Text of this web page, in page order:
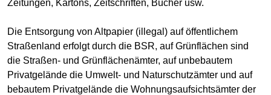
Zeitungen, Kartons, Zeitschriften, Bücher usw.
Die Entsorgung von Altpapier (illegal) auf öffentlichem
Straßenland erfolgt durch die BSR, auf Grünflächen sind
die Straßen- und Grünflächenämter, auf unbebautem
Privatgelände die Umwelt- und Naturschutzämter und auf
bebautem Privatgelände die Wohnungsaufsichtsämter der